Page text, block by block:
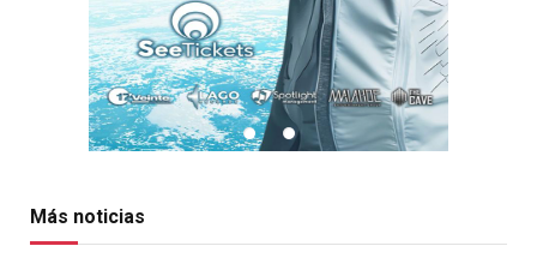
Más noticias